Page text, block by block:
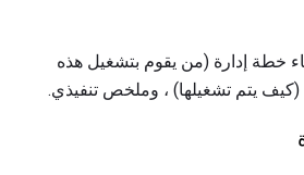
خطة إدارة (من يقوم بتشغيل هذه
يتم تشغيلها) ، وملخص تنفيذي.